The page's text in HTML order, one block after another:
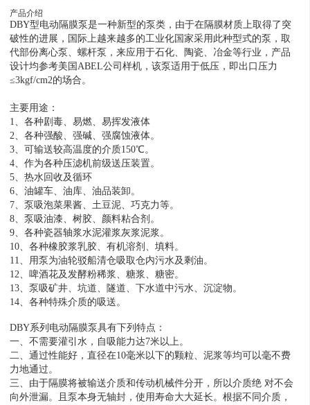
产品介绍
DBY型电动隔膜泵是一种新型的泵类，由于在隔膜材质上取得了突
破性的进展，国际上越来越多的工业化国家采用此种型式的泵，取
代部份离心泵、螺杆泵，来应用于石化、陶瓷、冶金等行业，产品
设计均参考美国ABEL公司样机，该泵适用于低压，即出口压力
≤3kgf/cm2的场合。
主要用途：
1、各种剧毒、易燃、易挥发液体
2、各种强酸、强碱、强腐蚀液体。
3、可输送较高温度的介质150℃。
4、作为各种压滤机前级送压装置。
5、热水回收及循环
6、油罐车、油库、油品装卸。
7、泵吸泡菜果酱、土豆泥、巧克力等。
8、泵吸油漆、树胶、颜料粘合剂。
9、各种瓷器轴浆水泥灌浆灰浆泥浆。
10、各种橡胶浆乳胶、有机溶剂、填料。
11、用泵为油轮驳船清仓吸取仓内污水及剩油。
12、啤酒花及发酵粉稀浆、糖浆、糖密。
13、泵吸矿井、坑道、隧道、下水道中污水、沉淀物。
14、各种特殊介质的吸送。
DBY系列电动隔膜泵具有下列特点：
一、不需要灌引水，自吸能力达7米以上。
二、通过性能好，直径在10毫米以下的颗粒、泥浆等均可以毫不费
力地通过。
三、由于隔膜将被输送介质和传动机械件分开，所以介质绝 对不会
向外泄漏。且泵本身无轴封，使用寿命大大延长。根据不同介质，